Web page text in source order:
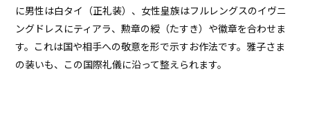
に男性は白タイ（正礼装） 、女性皇族はフルレングスのイヴニ
ングドレスにティアラ、勲章の綬（たすき）や徽章を合わせま
す。これは国や相手への敬意を形で示すお作法です。雅子さま
の装いも、この国際礼儀に沿って整えられます。